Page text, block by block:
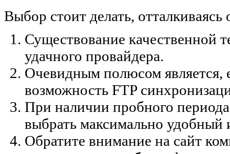
Выбор стоит делать,
Существование качественной
удачного провайдера.
Очевидным полюсом является,
возможность FTP
При наличии пробного
выбрать максимально
Обратите внимание на сайт